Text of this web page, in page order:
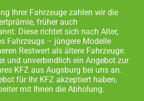
Ihrer Fahrzeuge zahlen wir die
früher auch
Diese richtet sich nach Alter,
Fahrzeugs – jüngere Modelle
Restwert als ältere Fahrzeuge.
und unverbindlich ein Angebot zur
KFZ aus Augsburg bei uns an.
für Ihr KFZ akzeptiert haben,
mit Ihnen die Abholung.